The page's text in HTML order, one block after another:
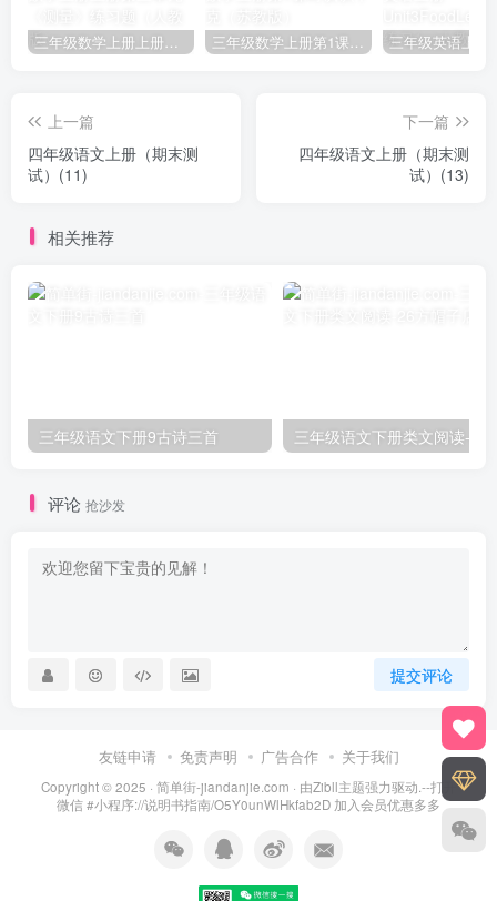
上一篇
四年级语文上册（期末测
试）(11)
下一篇
四年级语文上册（期末测
试）(13)
相关推荐
三年级语文下册9古诗三首
评论 抢沙发
提交评论
友链申请 免责声明 广告合作 关于我们
Copyright © 2025 · 简单街-jiandanjie.com · 由Zibll主题强力驱动.--打开
微信 #小程序://说明书指南/O5Y0unWlHkfab2D 加入会员优惠多多